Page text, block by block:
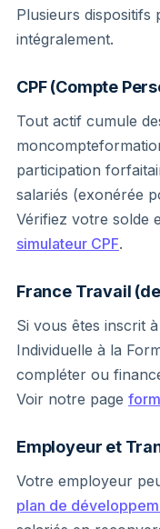
Plusieurs dispositifs
intégralement.
CPF (Compte
Tout actif cumule
participation
salariés (exonérée
Vérifiez votre solde
simulateur CPF.
France Travail
Si vous êtes inscrit
Individuelle à la
compléter ou
Voir notre page
Employeur et
Votre employeur
plan de